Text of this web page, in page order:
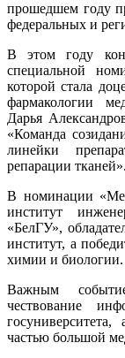
прошедшем году
федеральных и
В этом году
специальной
которой стала
фармакологии
Дарья
«Команда
линейки
репарации тканей».
В номинации
институт
«БелГУ»,
институт, а
химии и биологии.
Важным
чествование
частью большой